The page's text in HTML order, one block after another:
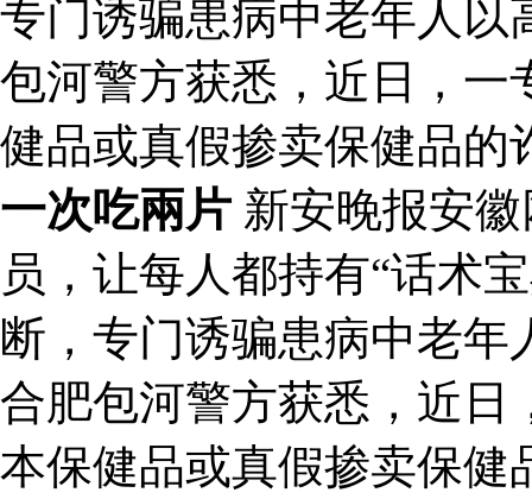
专门诱骗患病中老年人
包河警方获悉，近日，一
健品或真假掺卖保健品
一次吃兩片 新安晚报安
员，让每人都持有“话术
断，专门诱骗患病中老
合肥包河警方获悉，近日
本保健品或真假掺卖保健